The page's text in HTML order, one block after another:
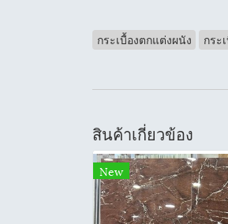
กระเบื้องตกแต่งผนัง กระ
สินค้าเกี่ยวข้อง
New